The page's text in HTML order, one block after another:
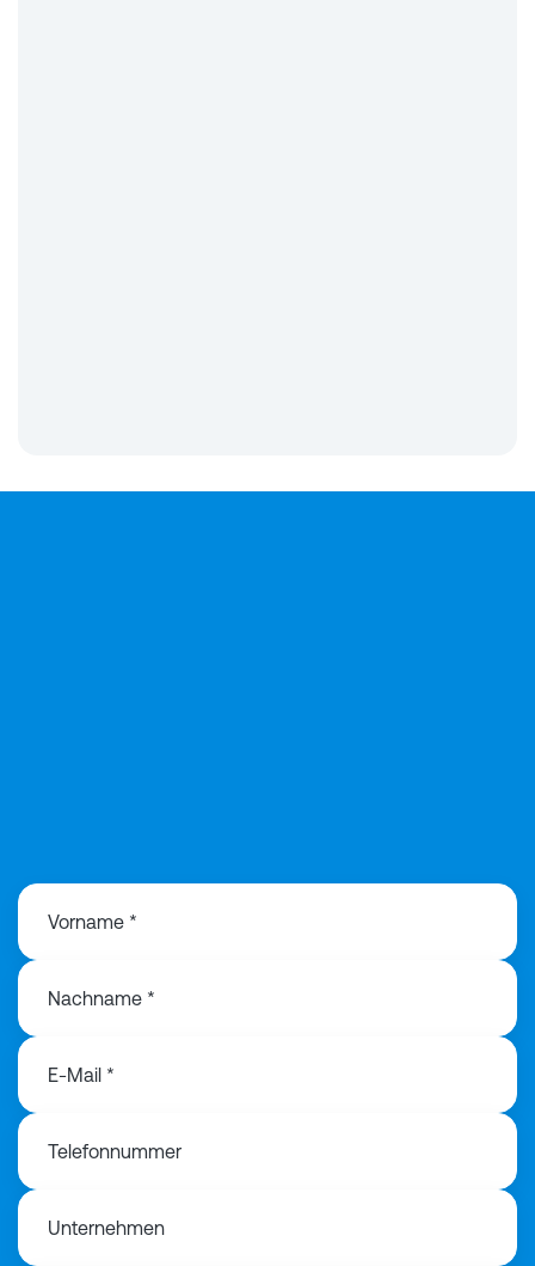
Vorname *
Nachname *
E-Mail *
Telefonnummer
Unternehmen